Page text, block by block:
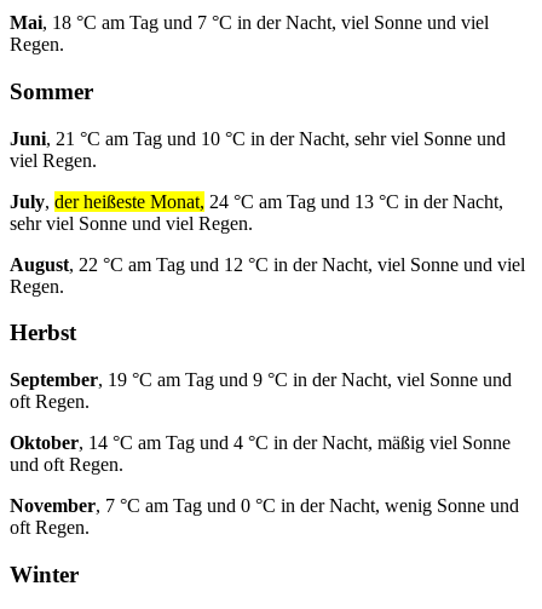
Mai, 18 °C am Tag und 7 °C in der Nacht, viel Sonne und viel
Regen.
Sommer
Juni, 21 °C am Tag und 10 °C in der Nacht, sehr viel Sonne und
viel Regen.
July, der heißeste Monat, 24 °C am Tag und 13 °C in der Nacht,
sehr viel Sonne und viel Regen.
August, 22 °C am Tag und 12 °C in der Nacht, viel Sonne und viel
Regen.
Herbst
September, 19 °C am Tag und 9 °C in der Nacht, viel Sonne und
oft Regen.
Oktober, 14 °C am Tag und 4 °C in der Nacht, mäßig viel Sonne
und oft Regen.
November, 7 °C am Tag und 0 °C in der Nacht, wenig Sonne und
oft Regen.
Winter